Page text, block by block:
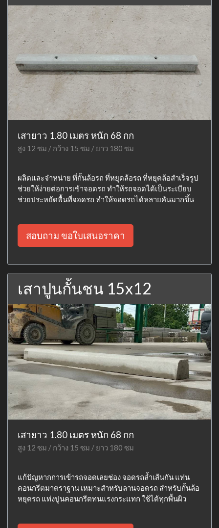
เสายาว 1.80 เมตร หนัก 68 กก
สูง 12 ซม / กว้าง 15 ซม / ยาว 180 ซม
ผลิตและจำหน่าย ที่กั้นล้อรถ ที่หยุดล้อรถ ที่หยุดล้อสำเร็จรูป
ช่วยให้ง่ายต่อการเข้าจอดรถ ทำให้รถจอดได้เป็นระเบียบ
ช่วยประหยัดพื้นที่จอดรถ ทำให้จอดรถได้หลายคันมากขึ้น
สอบถาม ขอใบเสนอราคา
เสาปูนกั้นชน 15x12
เสายาว 1.80 เมตร หนัก 68 กก
สูง 12 ซม / กว้าง 15 ซม / ยาว 180 ซม
แก้ปัญหากการเข้ารถจอดเลยช่อง จอดรถล้ำเส้นกัน แท่น
คอนกรีตมาตราฐาน เหมาะสำหรับลานจอดรถ สำหรับกั้นล้อ
หยุดรถ แท่งปูนคอนกรีตทนแรงกระแทก ใช้ได้ทุกพื้นผิว